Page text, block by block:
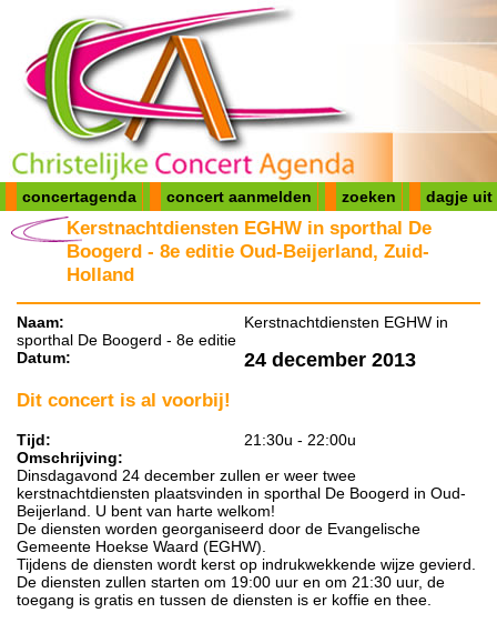
concertagenda concert aanmelden zoeken dagje uit
Kerstnachtdiensten EGHW in sporthal De
Boogerd - 8e editie Oud-Beijerland, Zuid-
Holland
Naam:
Kerstnachtdiensten EGHW in
sporthal De Boogerd - 8e editie
Datum:
24 december 2013
Dit concert is al voorbij!
Tijd:
21:30u - 22:00u
Omschrijving:
Dinsdagavond 24 december zullen er weer twee
kerstnachtdiensten plaatsvinden in sporthal De Boogerd in Oud-
Beijerland. U bent van harte welkom!
De diensten worden georganiseerd door de Evangelische
Gemeente Hoekse Waard (EGHW).
Tijdens de diensten wordt kerst op indrukwekkende wijze gevierd.
De diensten zullen starten om 19:00 uur en om 21:30 uur, de
toegang is gratis en tussen de diensten is er koffie en thee.